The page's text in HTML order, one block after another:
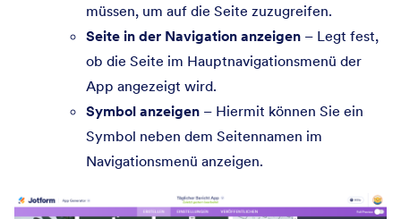
müssen, um auf die Seite zuzugreifen.
Seite in der Navigation anzeigen – Legt fest,
ob die Seite im Hauptnavigationsmenü der
App angezeigt wird.
Symbol anzeigen – Hiermit können Sie ein
Symbol neben dem Seitennamen im
Navigationsmenü anzeigen.